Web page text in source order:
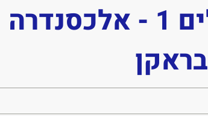
מוחות אפלים 1 - אלכסנדרה
בראקן